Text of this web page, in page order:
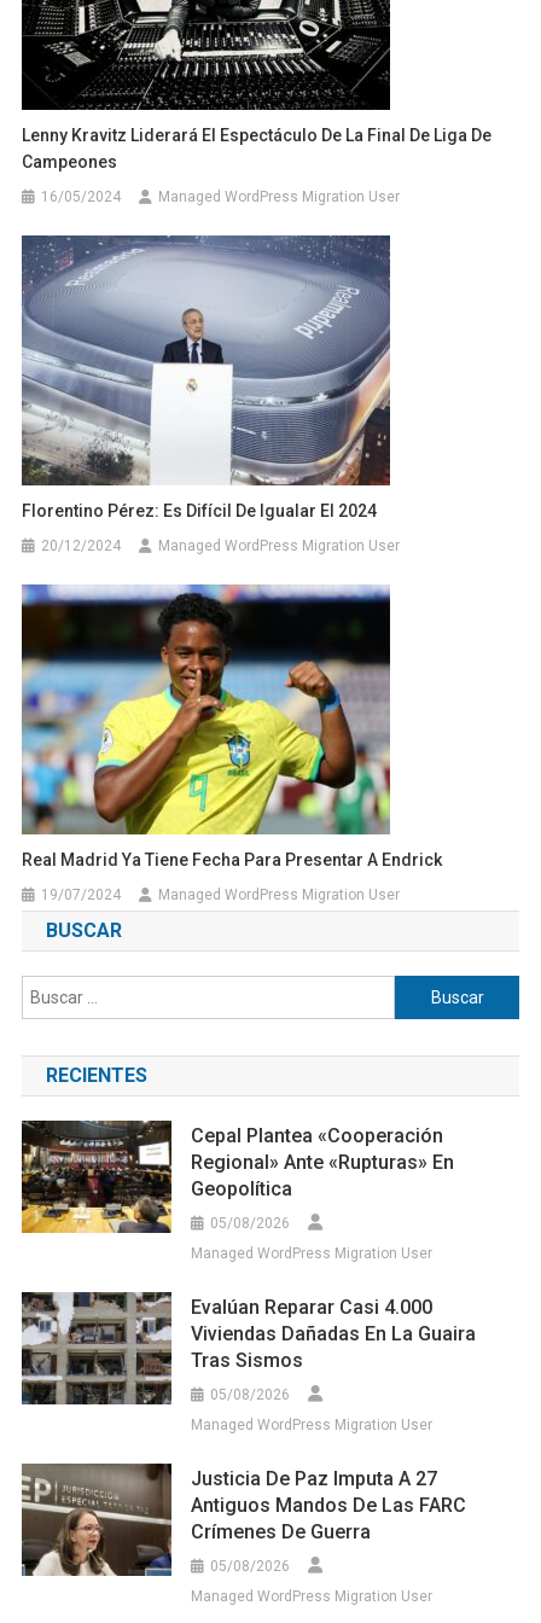
Lenny Kravitz Liderará El Espectáculo De La Final De Liga De
Campeones
16/05/2024 Managed WordPress Migration User
Florentino Pérez: Es Difícil De Igualar El 2024
20/12/2024 Managed WordPress Migration User
Real Madrid Ya Tiene Fecha Para Presentar A Endrick
19/07/2024 Managed WordPress Migration User
BUSCAR
Buscar:
RECIENTES
Cepal Plantea «cooperación
Regional» Ante «rupturas» En
Geopolítica
05/08/2026
Managed WordPress Migration User
Evalúan Reparar Casi 4.000
Viviendas Dañadas En La Guaira
Tras Sismos
05/08/2026
Managed WordPress Migration User
Justicia De Paz Imputa A 27
Antiguos Mandos De Las FARC
Crímenes De Guerra
05/08/2026
Managed WordPress Migration User